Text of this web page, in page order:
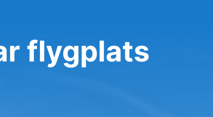
flygplats